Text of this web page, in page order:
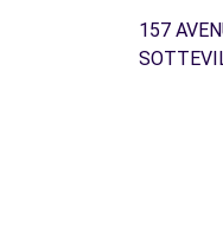
157